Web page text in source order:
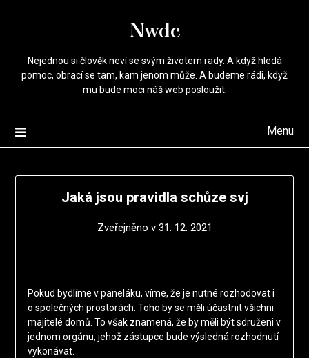
Nwdc
Nejednou si člověk neví se svým životem rady. A když hledá
pomoc, obrací se tam, kam jenom může. A budeme rádi, když
mu bude moci náš web posloužit.
Menu
Jaká jsou pravidla schůze svj
Zveřejněno v 31. 12. 2021
Pokud bydlíme v paneláku, víme, že je nutné rozhodovat i
o společných prostorách. Toho by se měli účastnit všichni
majitelé domů. To však znamená, že by měli být sdruženi v
jednom orgánu, jehož zástupce bude výsledná rozhodnutí
vykonávat.